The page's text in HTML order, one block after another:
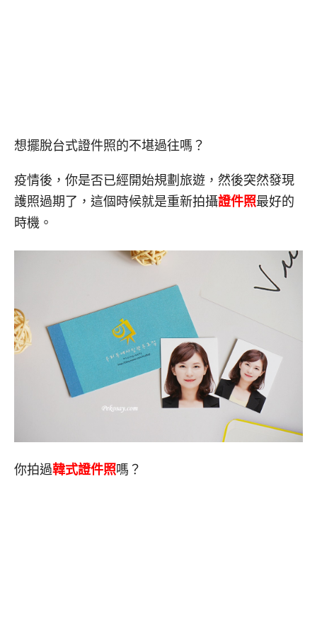
想擺脫台式證件照的不堪過往嗎？
疫情後，你是否已經開始規劃旅遊，然後突然發現
護照過期了，這個時候就是重新拍攝證件照最好的
時機。
你拍過韓式證件照嗎？